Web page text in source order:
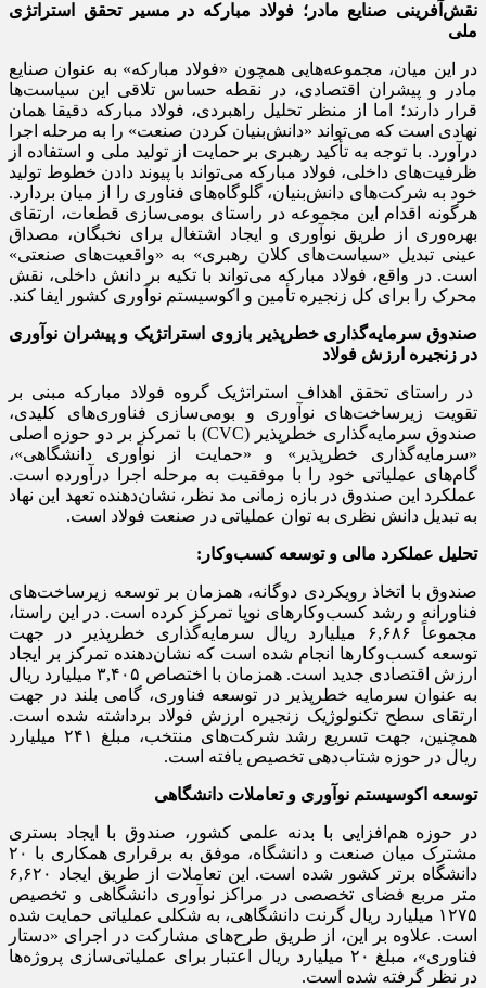
نقش‌آفرینی صنایع مادر؛ فولاد مبارکه در مسیر تحقق استراتژی
ملی
در این میان، مجموعه‌هایی همچون «فولاد مبارکه» به عنوان صنایع
مادر و پیشران اقتصادی، در نقطه حساس تلاقی این سیاست‌ها
قرار دارند؛ اما از منظر تحلیل راهبردی، فولاد مبارکه دقیقا همان
نهادی است که می‌تواند «دانش‌بنیان کردن صنعت» را به مرحله اجرا
درآورد. با توجه به تأکید رهبری بر حمایت از تولید ملی و استفاده از
ظرفیت‌های داخلی، فولاد مبارکه می‌تواند با پیوند دادن خطوط تولید
خود به شرکت‌های دانش‌بنیان، گلوگاه‌های فناوری را از میان بردارد.
هرگونه اقدام این مجموعه در راستای بومی‌سازی قطعات، ارتقای
بهره‌وری از طریق نوآوری و ایجاد اشتغال برای نخبگان، مصداق
عینی تبدیل «سیاست‌های کلان رهبری» به «واقعیت‌های صنعتی»
است. در واقع، فولاد مبارکه می‌تواند با تکیه بر دانش داخلی، نقش
محرک را برای کل زنجیره تأمین و اکوسیستم نوآوری کشور ایفا کند.
صندوق سرمایه‌گذاری خطرپذیر بازوی استراتژیک و پیشران نوآوری
در زنجیره ارزش فولاد
در راستای تحقق اهداف استراتژیک گروه فولاد مبارکه مبنی بر
تقویت زیرساخت‌های نوآوری و بومی‌سازی فناوری‌های کلیدی،
صندوق سرمایه‌گذاری خطرپذیر (CVC) با تمرکز بر دو حوزه اصلی
«سرمایه‌گذاری خطرپذیر» و «حمایت از نوآوری دانشگاهی»،
گام‌های عملیاتی خود را با موفقیت به مرحله اجرا درآورده است.
عملکرد این صندوق در بازه زمانی مد نظر، نشان‌دهنده تعهد این نهاد
به تبدیل دانش نظری به توان عملیاتی در صنعت فولاد است.
تحلیل عملکرد مالی و توسعه کسب‌وکار:
صندوق با اتخاذ رویکردی دوگانه، همزمان بر توسعه زیرساخت‌های
فناورانه و رشد کسب‌وکارهای نوپا تمرکز کرده است. در این راستا،
مجموعاً ۶,۶۸۶ میلیارد ریال سرمایه‌گذاری خطرپذیر در جهت
توسعه کسب‌وکارها انجام شده است که نشان‌دهنده تمرکز بر ایجاد
ارزش اقتصادی جدید است. همزمان با اختصاص ۳,۴۰۵ میلیارد ریال
به عنوان سرمایه خطرپذیر در توسعه فناوری، گامی بلند در جهت
ارتقای سطح تکنولوژیک زنجیره ارزش فولاد برداشته شده است.
همچنین، جهت تسریع رشد شرکت‌های منتخب، مبلغ ۲۴۱ میلیارد
ریال در حوزه شتاب‌دهی تخصیص یافته است.
توسعه اکوسیستم نوآوری و تعاملات دانشگاهی
در حوزه هم‌افزایی با بدنه علمی کشور، صندوق با ایجاد بستری
مشترک میان صنعت و دانشگاه، موفق به برقراری همکاری با ۲۰
دانشگاه برتر کشور شده است. این تعاملات از طریق ایجاد ۶,۶۲۰
متر مربع فضای تخصصی در مراکز نوآوری دانشگاهی و تخصیص
۱۲۷۵ میلیارد ریال گرنت دانشگاهی، به شکلی عملیاتی حمایت شده
است. علاوه بر این، از طریق طرح‌های مشارکت در اجرای «دستار
فناوری»، مبلغ ۲۰ میلیارد ریال اعتبار برای عملیاتی‌سازی پروژه‌ها
در نظر گرفته شده است.